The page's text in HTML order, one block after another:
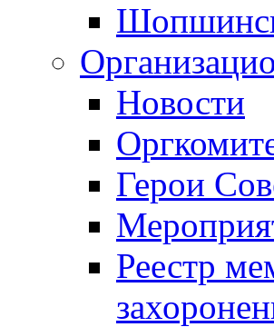
Новости
Герои
Реестр